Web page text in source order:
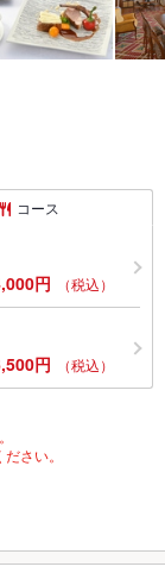
コース
円 （税込）
円 （税込）
さい。